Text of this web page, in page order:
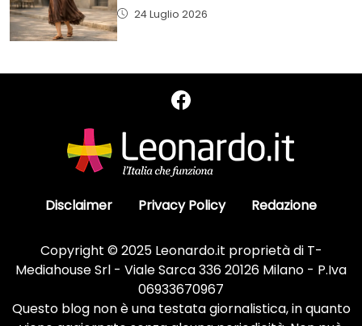
24 Luglio 2026
Disclaimer Privacy Policy Redazione
Copyright © 2025 Leonardo.it proprietà di T-
Mediahouse Srl - Viale Sarca 336 20126 Milano - P.Iva
06933670967
Questo blog non è una testata giornalistica, in quanto